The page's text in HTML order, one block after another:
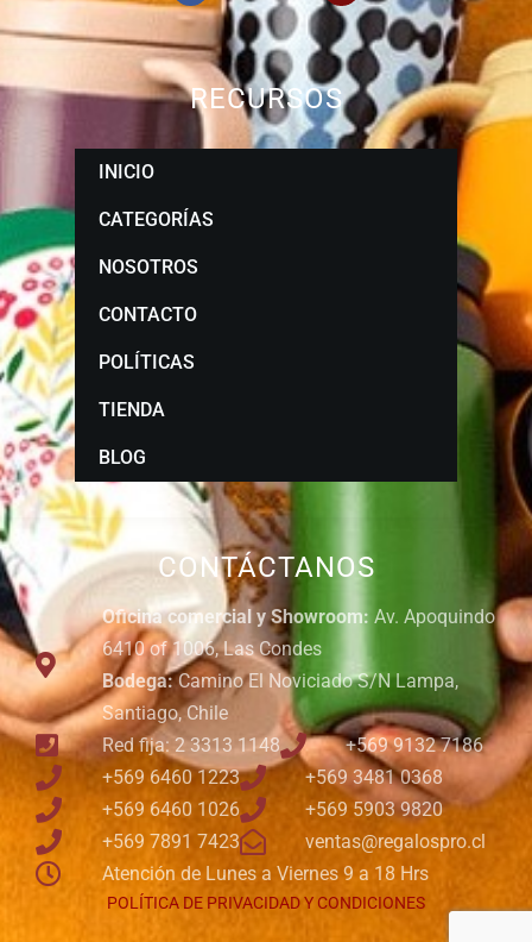
CONTÁCTANOS
Oficina comercial y Showroom: Av. Apoquindo
6410 of 1006, Las Condes
Bodega:Camino El Noviciado S/N Lampa,
Santiago, Chile
Red fija: 2 3313 1148
+569 9132 7186
+569 6460 1223
+569 3481 0368
+569 6460 1026
+569 5903 9820
+569 7891 7423
ventas@regalospro.cl
Atención de Lunes a Viernes 9 a 18 Hrs
POLÍTICA DE PRIVACIDAD Y CONDICIONES
RECURSOS
INICIO
CATEGORÍAS
NOSOTROS
CONTACTO
POLÍTICAS
TIENDA
BLOG